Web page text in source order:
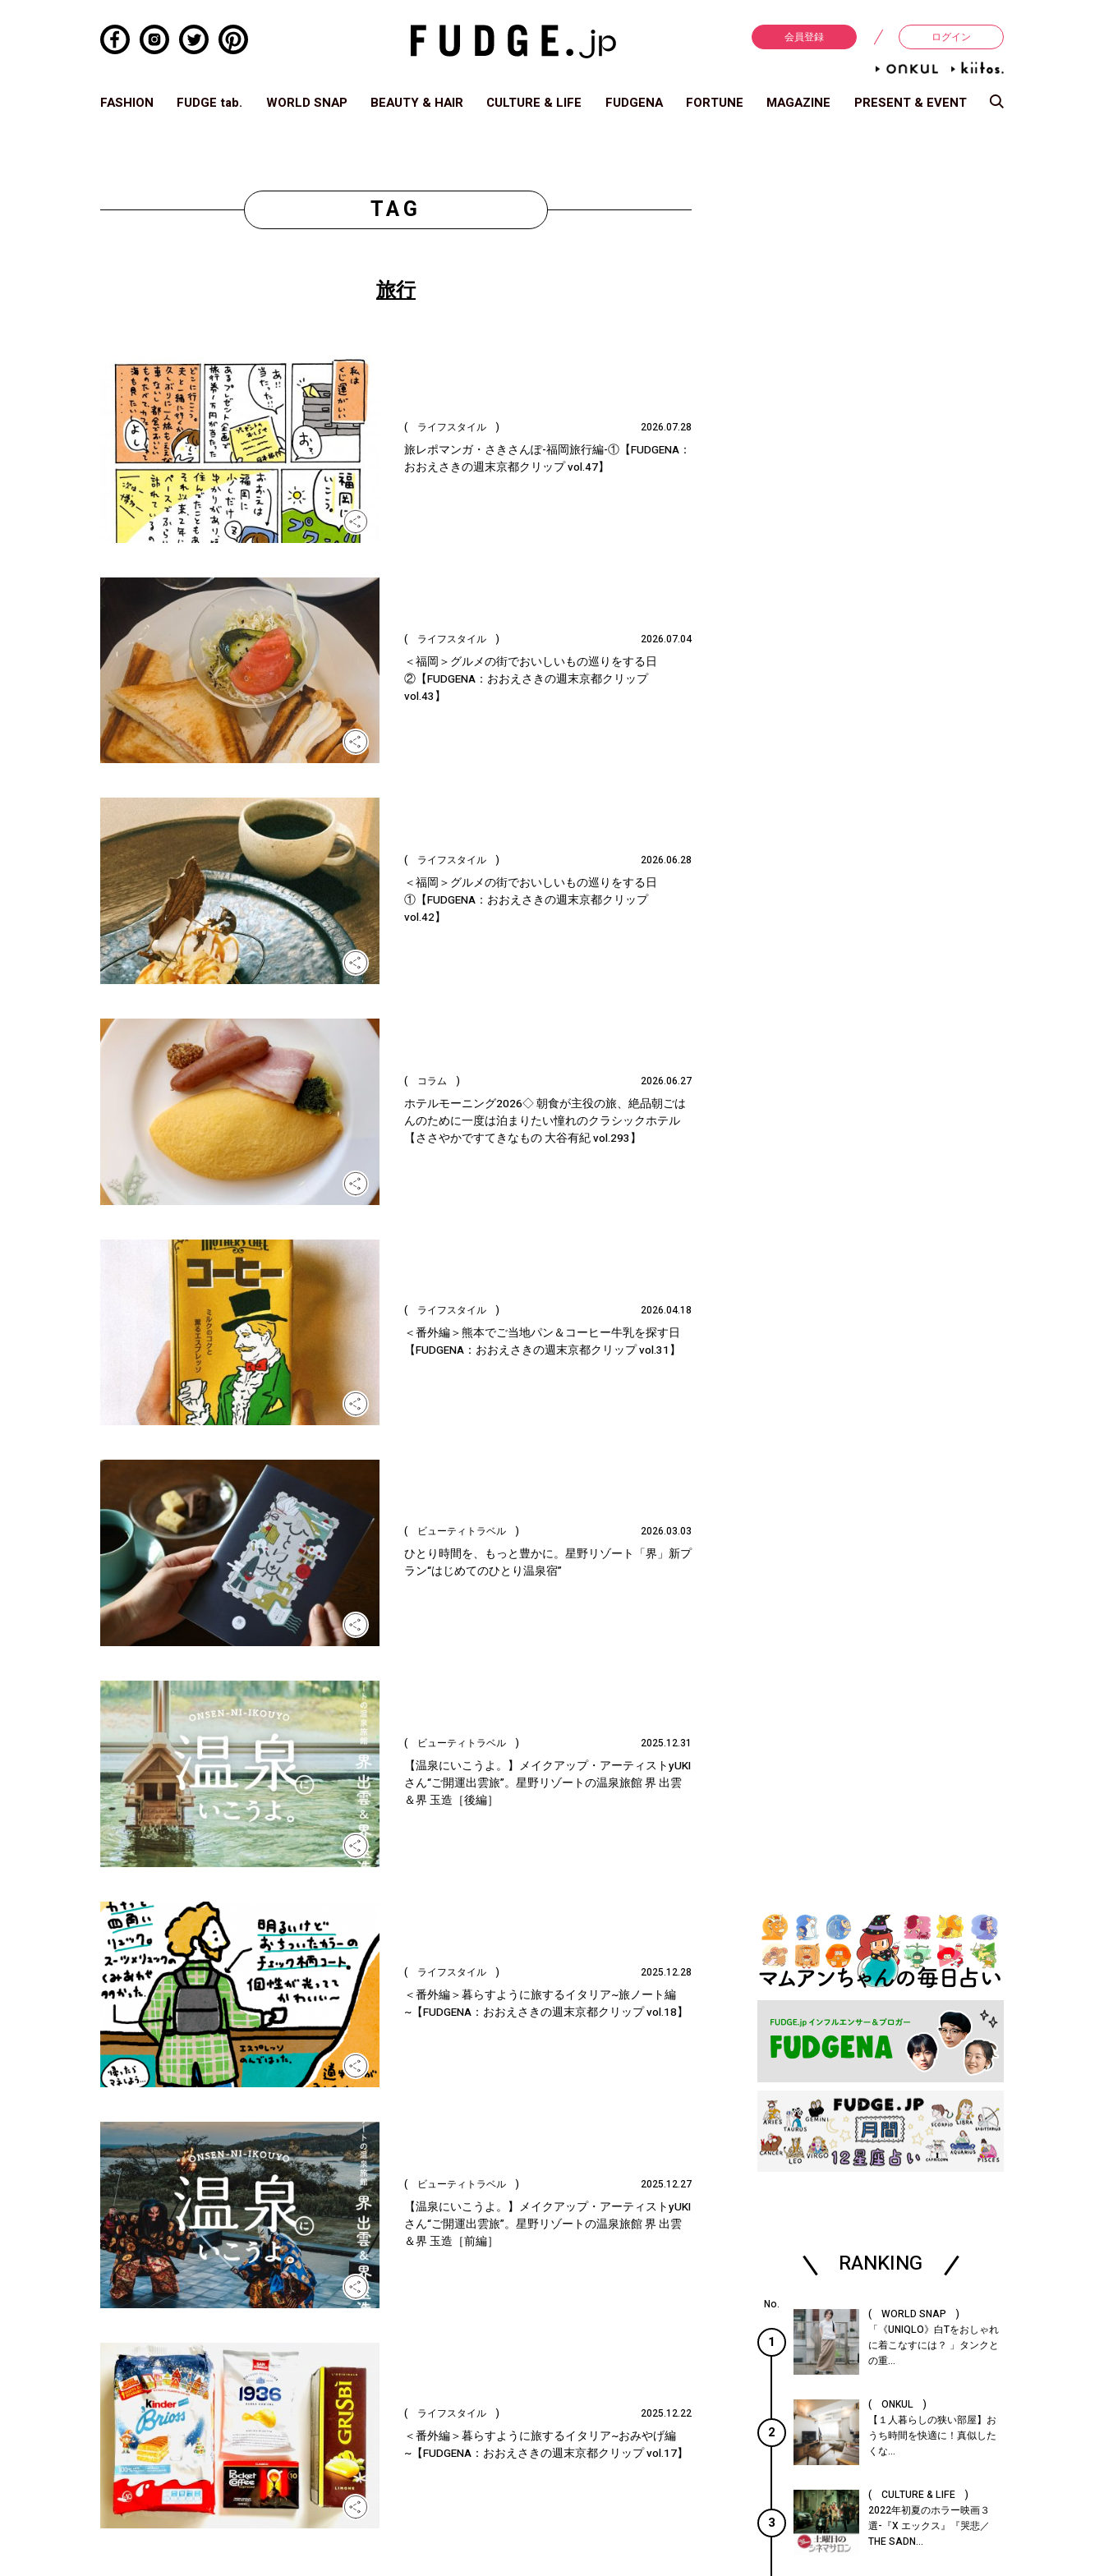
会員登録 ログイン
FASHION FUDGE tab. WORLD SNAP BEAUTY & HAIR CULTURE & LIFE FUDGENA FORTUNE MAGAZINE PRESENT & EVENT
TAG
旅行
( ライフスタイル ) 2026.07.28
旅レポマンガ・さきさんぽ-福岡旅行編-①【FUDGENA：
おおえさきの週末京都クリップ vol.47】
( ライフスタイル ) 2026.07.04
＜福岡＞グルメの街でおいしいもの巡りをする日
②【FUDGENA：おおえさきの週末京都クリップ
vol.43】
( ライフスタイル ) 2026.06.28
＜福岡＞グルメの街でおいしいもの巡りをする日
①【FUDGENA：おおえさきの週末京都クリップ
vol.42】
( コラム ) 2026.06.27
ホテルモーニング2026◇ 朝食が主役の旅、絶品朝ごは
んのために一度は泊まりたい憧れのクラシックホテル
【ささやかですてきなもの 大谷有紀 vol.293】
( ライフスタイル ) 2026.04.18
＜番外編＞熊本でご当地パン＆コーヒー牛乳を探す日
【FUDGENA：おおえさきの週末京都クリップ vol.31】
( ビューティトラベル ) 2026.03.03
ひとり時間を、もっと豊かに。星野リゾート「界」新プ
ラン“はじめてのひとり温泉宿”
( ビューティトラベル ) 2025.12.31
【温泉にいこうよ。】メイクアップ・アーティストyUKI
さん“ご開運出雲旅”。星野リゾートの温泉旅館 界 出雲
＆界 玉造［後編］
( ライフスタイル ) 2025.12.28
＜番外編＞暮らすように旅するイタリア~旅ノート編
~【FUDGENA：おおえさきの週末京都クリップ vol.18】
( ビューティトラベル ) 2025.12.27
【温泉にいこうよ。】メイクアップ・アーティストyUKI
さん“ご開運出雲旅”。星野リゾートの温泉旅館 界 出雲
＆界 玉造［前編］
( ライフスタイル ) 2025.12.22
＜番外編＞暮らすように旅するイタリア~おみやげ編
~【FUDGENA：おおえさきの週末京都クリップ vol.17】
RANKING
1
( WORLD SNAP )
「《UNIQLO》白Tをおしゃれ
に着こなすには？ 」タンクと
の重...
2
( ONKUL )
【１人暮らしの狭い部屋】お
うち時間を快適に！真似した
くな...
3
( CULTURE & LIFE )
2022年初夏のホラー映画３
選-『X エックス』『哭悲／
THE SADN...